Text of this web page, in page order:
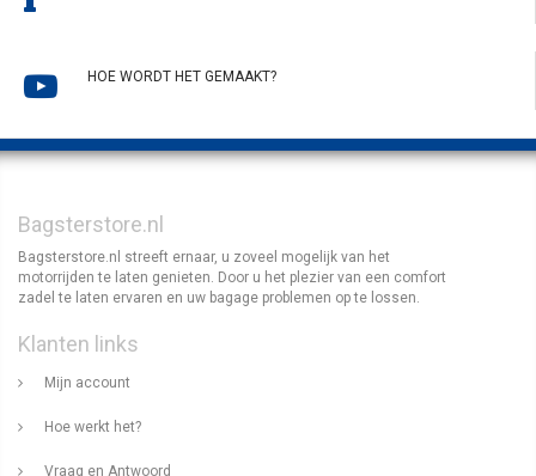
HOE WORDT HET GEMAAKT?
Bagsterstore.nl
Bagsterstore.nl streeft ernaar, u zoveel mogelijk van het
motorrijden te laten genieten. Door u het plezier van een comfort
zadel te laten ervaren en uw bagage problemen op te lossen.
Klanten links
Mijn account
Hoe werkt het?
Vraag en Antwoord